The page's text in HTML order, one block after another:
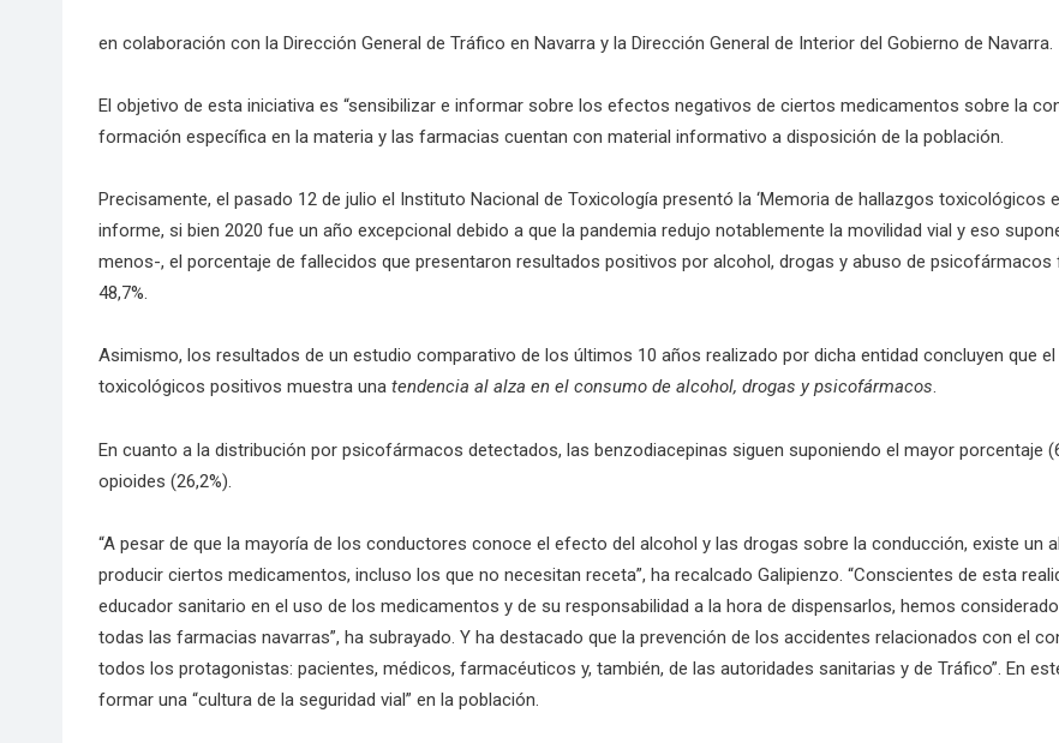
en colaboración con la Dirección General de Tráfico en Navarra y la Dirección General de Interior del Gobierno de Navarra.
El objetivo de esta iniciativa es “sensibilizar e informar sobre los efectos negativos de ciertos medicamentos sobre la
formación específica en la materia y las farmacias cuentan con material informativo a disposición de la población.
Precisamente, el pasado 12 de julio el Instituto Nacional de Toxicología presentó la ‘Memoria de hallazgos toxicológicos
informe, si bien 2020 fue un año excepcional debido a que la pandemia redujo notablemente la movilidad vial y eso
menos-, el porcentaje de fallecidos que presentaron resultados positivos por alcohol, drogas y abuso de psicofármacos
48,7%.
Asimismo, los resultados de un estudio comparativo de los últimos 10 años realizado por dicha entidad concluyen que
toxicológicos positivos muestra una tendencia al alza en el consumo de alcohol, drogas y psicofármacos.
En cuanto a la distribución por psicofármacos detectados, las benzodiacepinas siguen suponiendo el mayor porcentaje
opioides (26,2%).
“A pesar de que la mayoría de los conductores conoce el efecto del alcohol y las drogas sobre la conducción, existe un
producir ciertos medicamentos, incluso los que no necesitan receta”, ha recalcado Galipienzo. “Conscientes de esta
educador sanitario en el uso de los medicamentos y de su responsabilidad a la hora de dispensarlos, hemos
todas las farmacias navarras”, ha subrayado. Y ha destacado que la prevención de los accidentes relacionados con el
todos los protagonistas: pacientes, médicos, farmacéuticos y, también, de las autoridades sanitarias y de Tráfico”. En
formar una “cultura de la seguridad vial” en la población.